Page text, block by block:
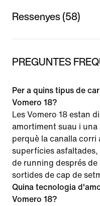
Ressenyes (58)
PREGUNTES
Per a quins tipus de
Vomero 18?
Les Vomero 18 estan
amortiment suau i
perquè la canalla
superfícies asfaltades,
de running després de
sortides de cap de
Quina tecnologia
Vomero 18?